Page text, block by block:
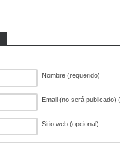
Nombre (requerido)
Email (no será publicado)
Sitio web (opcional)